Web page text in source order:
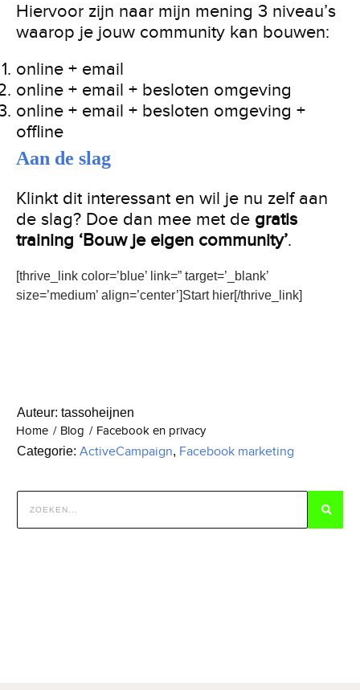
Hiervoor zijn naar mijn mening 3 niveau’s
waarop je jouw community kan bouwen:
online + email
online + email + besloten omgeving
online + email + besloten omgeving +
offline
Aan de slag
Klinkt dit interessant en wil je nu zelf aan
de slag? Doe dan mee met de gratis
training ‘Bouw je eigen community’.
[thrive_link color=’blue’ link=” target=’_blank’
size=’medium’ align=’center’]Start hier[/thrive_link]
Auteur: tassoheijnen
Home / Blog / Facebook en privacy
Categorie: ActiveCampaign, Facebook marketing